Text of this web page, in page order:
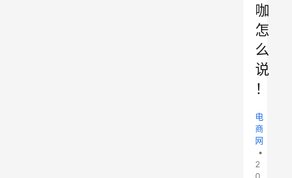
咖
怎
么
说
！
电
商
网
•
2
0